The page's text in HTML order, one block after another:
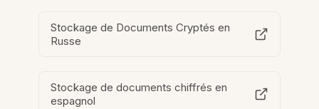
Stockage de Documents Cryptés en
Russe
Stockage de documents chiffrés en
espagnol